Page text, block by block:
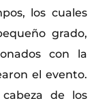
los cuales
grado,
con la
el evento.
de los